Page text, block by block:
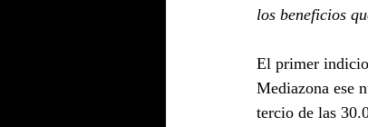
los beneficios
El primer indicio
Mediazona ese
tercio de las